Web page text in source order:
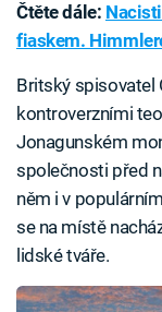
Čtěte dále:
fiaskem.
Britský spisovatel
kontroverzními
Jonagunském
společnosti před
něm i v
se na místě
lidské tváře.